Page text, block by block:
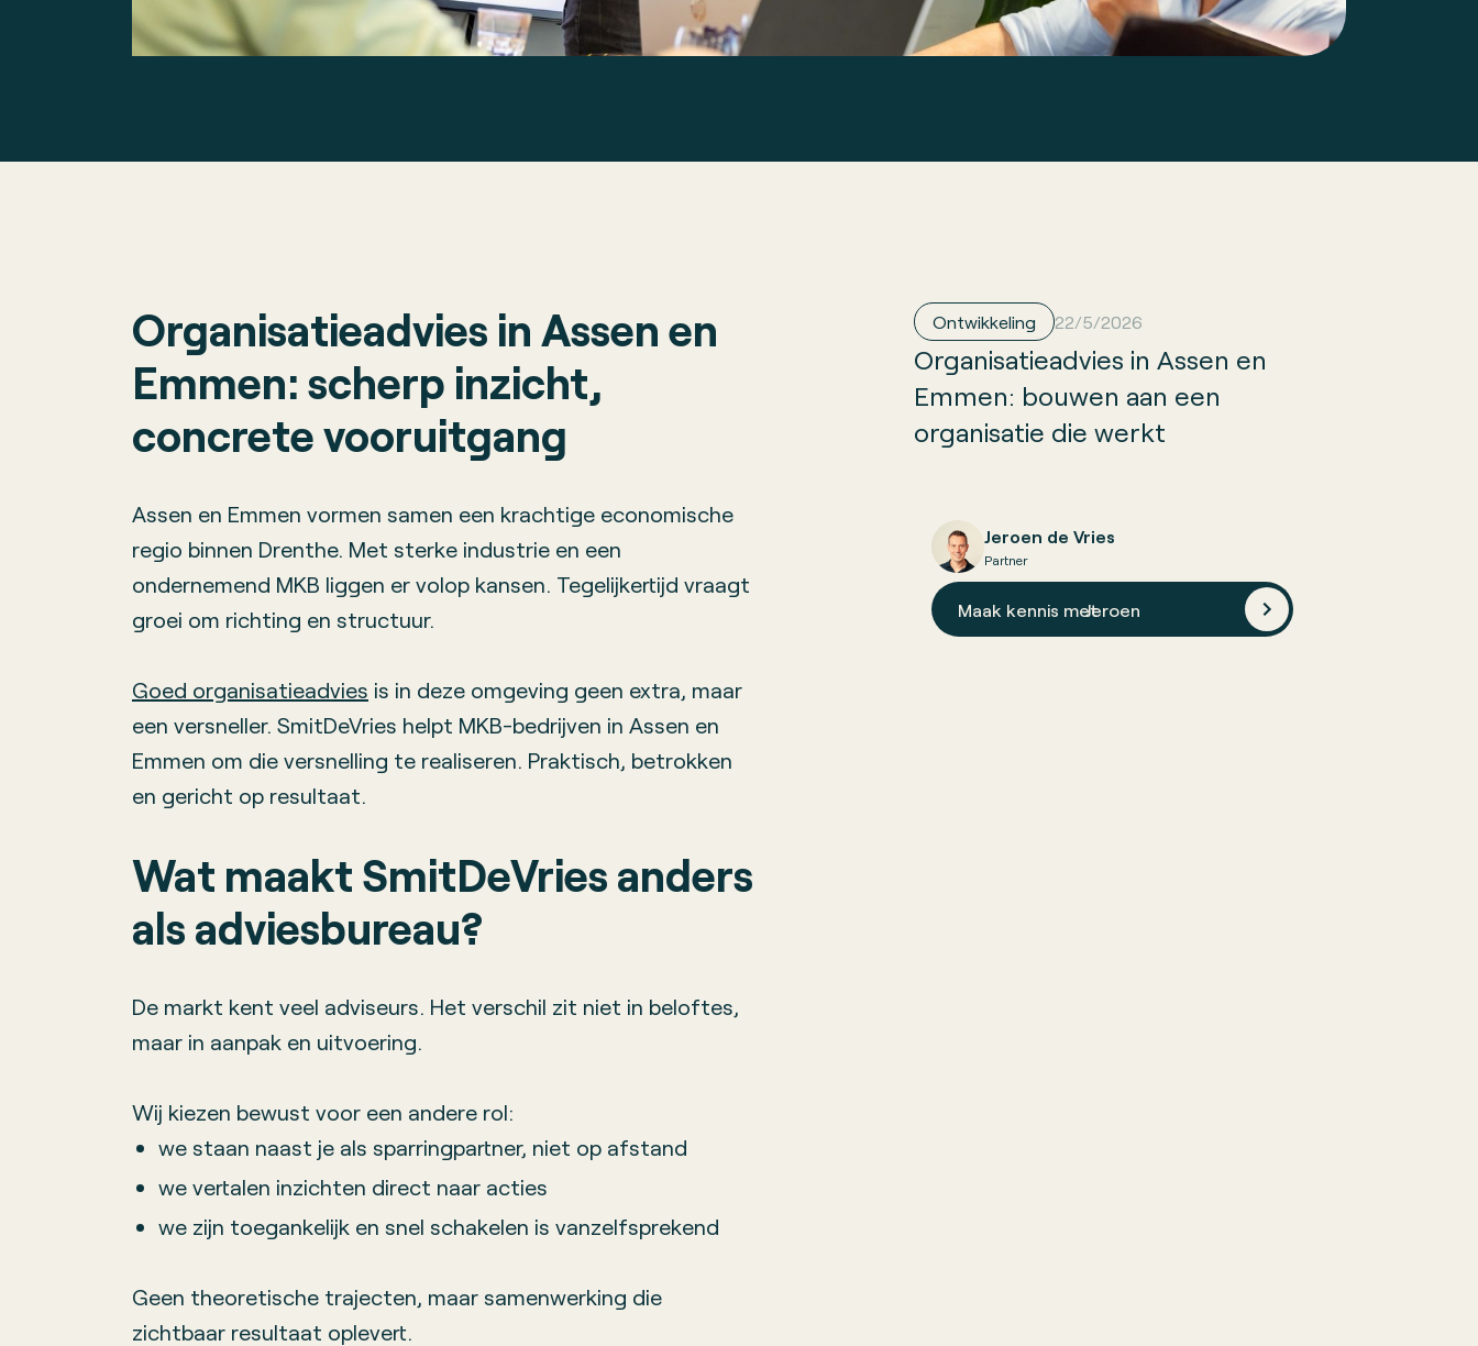
Organisatieadvies in Assen en
Emmen: scherp inzicht,
concrete vooruitgang
Assen en Emmen vormen samen een krachtige economische
regio binnen Drenthe. Met sterke industrie en een
ondernemend MKB liggen er volop kansen. Tegelijkertijd vraagt
groei om richting en structuur.
Goed organisatieadvies is in deze omgeving geen extra, maar
een versneller. SmitDeVries helpt MKB-bedrijven in Assen en
Emmen om die versnelling te realiseren. Praktisch, betrokken
en gericht op resultaat.
Wat maakt SmitDeVries anders
als adviesbureau?
De markt kent veel adviseurs. Het verschil zit niet in beloftes,
maar in aanpak en uitvoering.
Wij kiezen bewust voor een andere rol:
we staan naast je als sparringpartner, niet op afstand
we vertalen inzichten direct naar acties
we zijn toegankelijk en snel schakelen is vanzelfsprekend
Geen theoretische trajecten, maar samenwerking die
zichtbaar resultaat oplevert.
Ontwikkeling 22/5/2026
Organisatieadvies in Assen en
Emmen: bouwen aan een
organisatie die werkt
Jeroen de Vries
Partner
Maak kennis metJeroen